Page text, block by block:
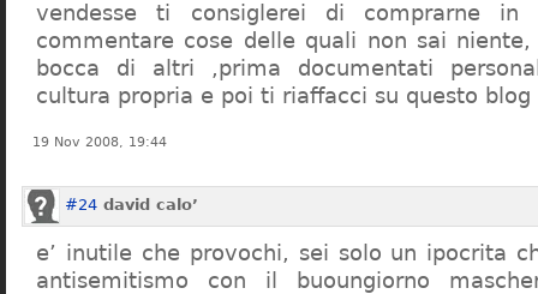
vendesse ti consiglerei di comprarne in
commentare cose delle quali non sai
bocca di altri ,prima documentati
cultura propria e poi ti riaffacci su questo blog
19 Nov 2008, 19:44
#24 david calo’
e’ inutile che provochi, sei solo un ipocrita
antisemitismo con il buoungiorno